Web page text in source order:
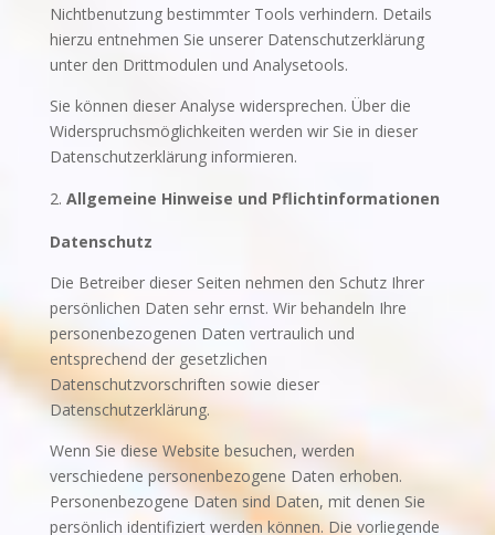
Nichtbenutzung bestimmter Tools verhindern. Details
hierzu entnehmen Sie unserer Datenschutzerklärung
unter den Drittmodulen und Analysetools.
Sie können dieser Analyse widersprechen. Über die
Widerspruchsmöglichkeiten werden wir Sie in dieser
Datenschutzerklärung informieren.
Allgemeine Hinweise und Pflichtinformationen
Datenschutz
Die Betreiber dieser Seiten nehmen den Schutz Ihrer
persönlichen Daten sehr ernst. Wir behandeln Ihre
personenbezogenen Daten vertraulich und
entsprechend der gesetzlichen
Datenschutzvorschriften sowie dieser
Datenschutzerklärung.
Wenn Sie diese Website besuchen, werden
verschiedene personenbezogene Daten erhoben.
Personenbezogene Daten sind Daten, mit denen Sie
persönlich identifiziert werden können. Die vorliegende